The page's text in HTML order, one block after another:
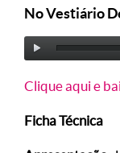
No Vestiário
Clique aqui e
Ficha Técnica